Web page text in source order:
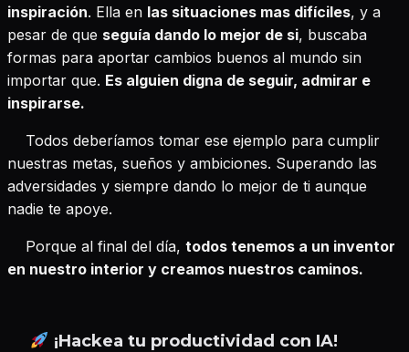
inspiración. Ella en las situaciones mas difíciles, y a
pesar de que seguía dando lo mejor de si, buscaba
formas para aportar cambios buenos al mundo sin
importar que. Es alguien digna de seguir, admirar e
inspirarse.
Todos deberíamos tomar ese ejemplo para cumplir
nuestras metas, sueños y ambiciones. Superando las
adversidades y siempre dando lo mejor de ti aunque
nadie te apoye.
Porque al final del día, todos tenemos a un inventor
en nuestro interior y creamos nuestros caminos.
¡Hackea tu productividad con IA!